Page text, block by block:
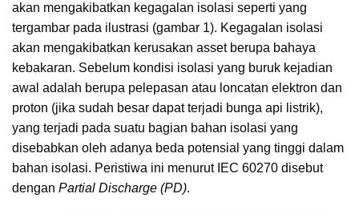
akan mengakibatkan kegagalan isolasi seperti yang
tergambar pada ilustrasi (gambar 1). Kegagalan isolasi
akan mengakibatkan kerusakan asset berupa bahaya
kebakaran. Sebelum kondisi isolasi yang buruk kejadian
awal adalah berupa pelepasan atau loncatan elektron dan
proton (jika sudah besar dapat terjadi bunga api listrik),
yang terjadi pada suatu bagian bahan isolasi yang
disebabkan oleh adanya beda potensial yang tinggi dalam
bahan isolasi. Peristiwa ini menurut IEC 60270 disebut
dengan Partial Discharge (PD).